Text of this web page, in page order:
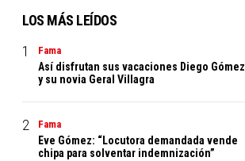
LOS MÁS LEÍDOS
Fama
Así disfrutan sus vacaciones Diego Gómez
y su novia Geral Villagra
Fama
Eve Gómez: “Locutora demandada vende
chipa para solventar indemnización”